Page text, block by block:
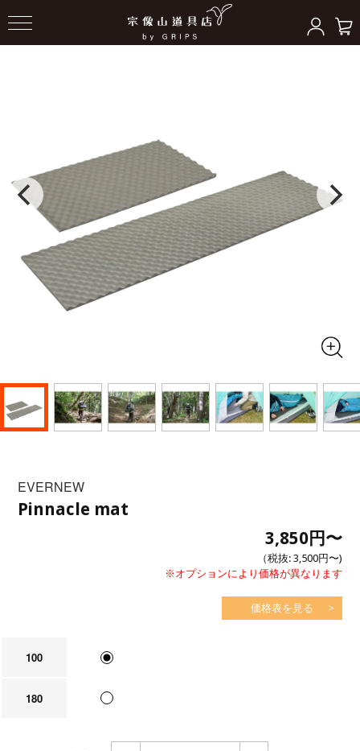
EVERNEW
Pinnacle mat
3,850円 〜
（税抜: 3,500円〜)
※オプションにより価格が異なります
価格表を見る
100
180